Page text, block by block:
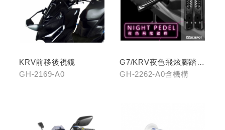
KRV前移後視鏡
GH-2169-A0
G7/KRV夜色飛炫腳踏
(含機構LHJ8)
GH-2262-A0含機構